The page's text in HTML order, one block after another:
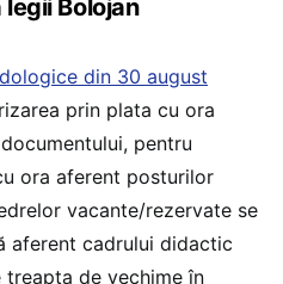
Bolojan
din 30 august
prin plata cu ora
pentru
ora aferent posturilor
vacante/rezervate se
aferent cadrului didactic
de vechime în